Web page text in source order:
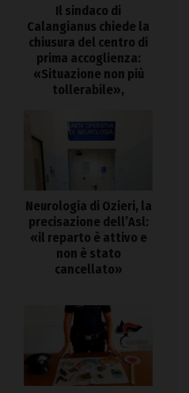
Il sindaco di
Calangianus chiede la
chiusura del centro di
prima accoglienza:
«Situazione non più
tollerabile»,
Neurologia di Ozieri, la
precisazione dell’Asl:
«il reparto è attivo e
non è stato
cancellato»